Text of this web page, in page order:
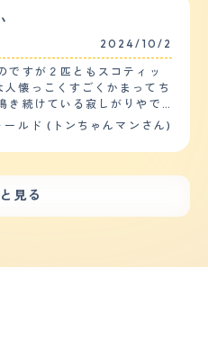
りも食べないよう見守って
日1回で、時間にするとゆっ
。家の中ではほとんど寝て
めです。 【お手入
毛が激しいです。抜け毛が
た後はかなり床に抜けた毛
どで掃除する必要はありま
1ヶ月に1回程度の頻度で自宅
スは、左心房と左心室の間
、毎日2回服薬をしていま
なっていますので、最低年1
健康チェックを行っていま
います。ただし、一度泣き
ます。 ヨークシャ
ます。確かにそうですが、
。 出会う事が出
いのは仕方ないと思ってい
今から寝る時間だとわかっ
ですが興
出来るようになりました。
敗もありましたが2、3日で
2024/10/2
ですが２匹ともスコティッ
懐っこくすごくかまってち
き続けている寂しがりやで
社交的な性格なようです。も
ゆっくりで、ほとんど鳴く事
。抱っこなども嫌がって1
然性格が違うもんだなぁと
回って遊びたがって飼い主
ールド (トンちゃんマンさん)
見る